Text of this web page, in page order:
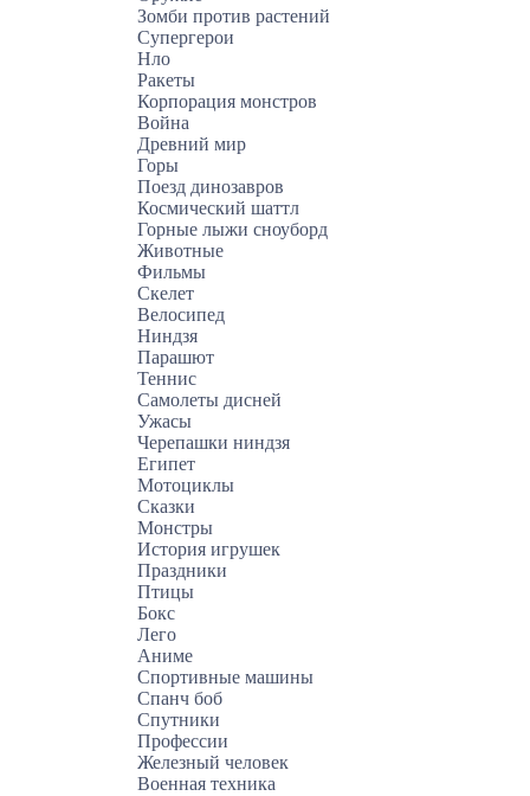
Зомби против растений
Супергерои
Нло
Ракеты
Корпорация монстров
Война
Древний мир
Горы
Поезд динозавров
Космический шаттл
Горные лыжи сноуборд
Животные
Фильмы
Скелет
Велосипед
Ниндзя
Парашют
Теннис
Самолеты дисней
Ужасы
Черепашки ниндзя
Египет
Мотоциклы
Сказки
Монстры
История игрушек
Праздники
Птицы
Бокс
Лего
Аниме
Спортивные машины
Спанч боб
Спутники
Профессии
Железный человек
Военная техника